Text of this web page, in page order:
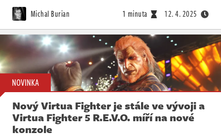
Michal Burian 1 minuta 12. 4. 2025
NOVINKA
Nový Virtua Fighter je stále ve vývoji a
Virtua Fighter 5 R.E.V.O. míří na nové
konzole